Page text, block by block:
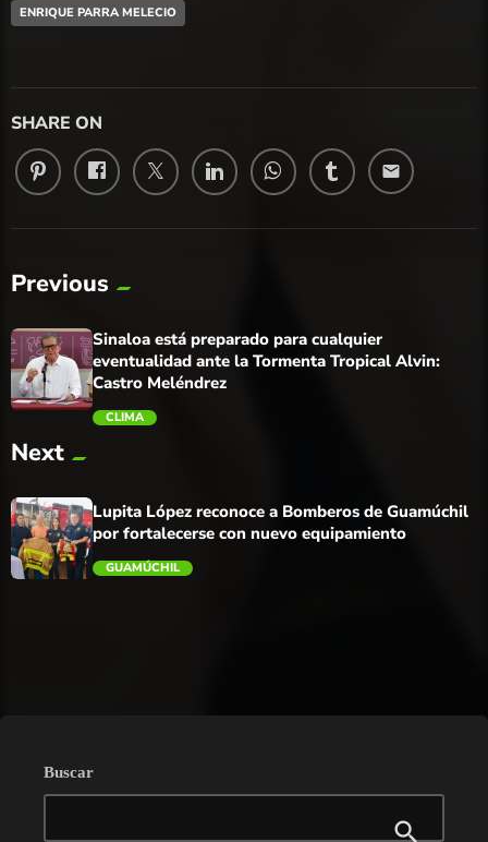
ENRIQUE PARRA MELECIO
SHARE ON
email
Previous
Sinaloa está preparado para cualquier
eventualidad ante la Tormenta Tropical Alvin:
Castro Meléndrez
CLIMA
Next
Lupita López reconoce a Bomberos de Guamúchil
por fortalecerse con nuevo equipamiento
GUAMÚCHIL
Buscar